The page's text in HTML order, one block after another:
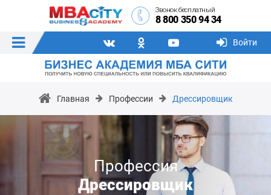
Звонок бесплатный
8 800 350 94 34
Войти
Главная Профессии Дрессировщик
Профессия
Дрессировщик